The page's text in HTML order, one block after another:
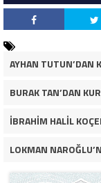
AYHAN TUTUN’DAN
BURAK TAN’DAN
İBRAHİM HALİL
LOKMAN